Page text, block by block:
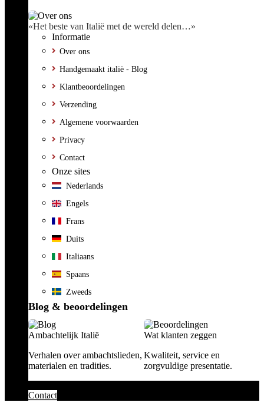
«Het beste van Italië met de wereld delen…»
Informatie
Over ons
Handgemaakt italië - Blog
Klantbeoordelingen
Verzending
Algemene voorwaarden
Privacy
Contact
Onze sites
Nederlands
Engels
Frans
Duits
Italiaans
Spaans
Zweeds
Blog & beoordelingen
Ambachtelijk Italië
Verhalen over ambachtslieden,
materialen en tradities.
Wat klanten zeggen
Kwaliteit, service en
zorgvuldige presentatie.
Contact